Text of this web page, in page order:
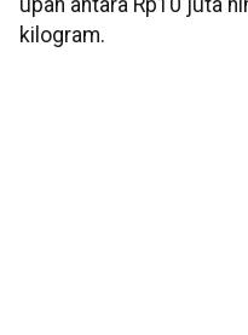
upah antara Rp10 juta
kilogram.